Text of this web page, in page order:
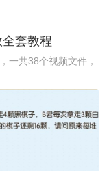
套教程
一共38个视频文件，